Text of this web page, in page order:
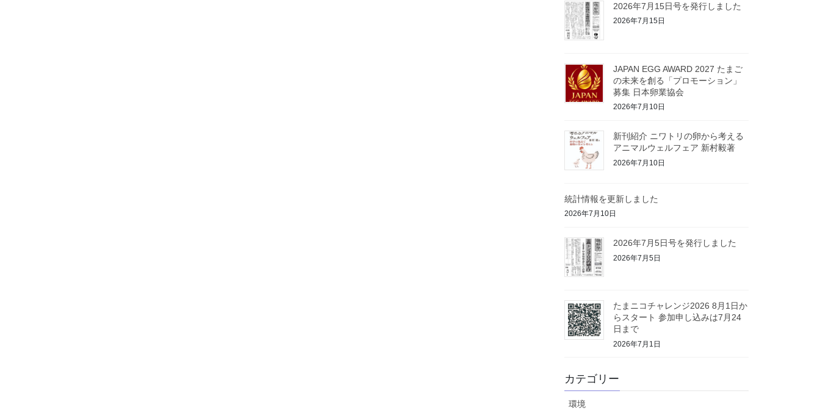
2026年7月15日号を発行しました
2026年7月15日
JAPAN EGG AWARD 2027 たまご
の未来を創る「プロモーション」
募集 日本卵業協会
2026年7月10日
新刊紹介 ニワトリの卵から考える
アニマルウェルフェア 新村毅著
2026年7月10日
統計情報を更新しました
2026年7月10日
2026年7月5日号を発行しました
2026年7月5日
たまニコチャレンジ2026 8月1日か
らスタート 参加申し込みは7月24
日まで
2026年7月1日
カテゴリー
環境